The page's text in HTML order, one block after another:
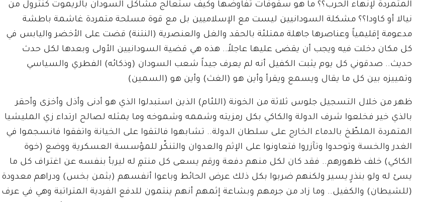
المتمردة لإنهاء الحرب؟؟ ما هو سقوفات تفاوضها وكيف ستعالج مشاكل السودان بالريموت كنترول من
نيالا أو كاودا؟؟ مشكلة السودانيين ليست مع الإسلاميين بل مع قوة مسلحة متمردة غاشمة باطشة
مدعومة إقليمياً وعناصرها جاهلة ممتلئة بالحقد والغل والعنصرية (النتنة) قضت على الأخضر واليابس في
كل مكان دخلت فيه ويجب أن يقضى عليها عاجلاً.. هذه هي قضية السودانيين الأولى وبعدها لكل حدث
حديث.. صدقوني كل يوم يثبت الكفيل أنه لم يعرف جيداً شعب السودان (وذكائه) الفطري والسياسي
وتمييزه بين كل ما يقال ويسمع ويقرأ وأين هو (الغث) وأين هو (السمين)
ظهر من خلال التسجيل جلوس ثلاثة من الخونة (اللئام) الذين استبدلوا الذي هو أدنى وأذل وأخزى وأحقر
بالذي خير فخلعوا شرف الدولة والكاكي بكل رمزيته وشممه وشموخه وما يمثله لصالح ارتداء زي المليشيا
المتمردة الملطّخ بالدماء الخارج على سلطان الدولة.. تشابهوا فالتقوا على الخيانة واتفقوا فانسجموا في
الغدر والخسة وتوحدوا وتآزروا فتعاونوا على الإثم والعدوان والتنكّر للمؤسسة العسكرية ووضع (خوة
الكاكي) خلف ظهورهم.. فقد كان لكل منهم دفعة ورقم يسعى كل منتمٍ له ليربأ بنفسه عن اغتراف كل ما
يسئ له ولو بنذرٍ يسير ولكنهم ضربوا بكل ذلك عرض الحائط وباعوا أنفسهم (بثمن بخس) ودراهم معدودة
(للشيطان) والكفيل.. وما زاد من جرمهم وبشاعة إثمهم أنهم ينتمون للدفع الفردية المتراتبة وهي في عرف